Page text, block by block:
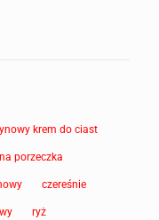
krem do ciast
porzeczka
czereśnie
ryż